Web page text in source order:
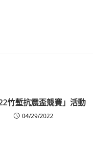
竹塹抗震盃競賽」活動
04/29/2022